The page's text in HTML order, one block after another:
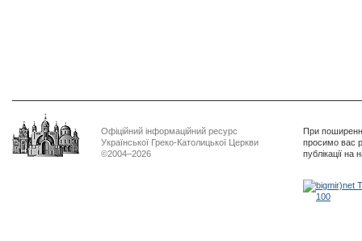
Офіційний інформаційний ресурс
Української Греко-Католицької Церкви
©2004–2026
При
просимо вас
публікації на